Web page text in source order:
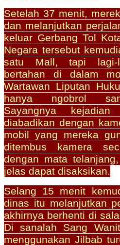
Setelah 37 menit,
dan melanjutkan
keluar Gerbang Tol
Negara tersebut
satu Mall, tapi lagi-
bertahan di dalam
Wartawan Liputan
hanya ngobrol
Sayangnya
diabadikan dengan
mobil yang mereka
ditembus kamera
dengan mata
jelas dapat disaksikan.
Selang 15 menit
dinas itu melanjutkan
akhirnya berhenti di
Di sanalah Sang
menggunakan Jilbab